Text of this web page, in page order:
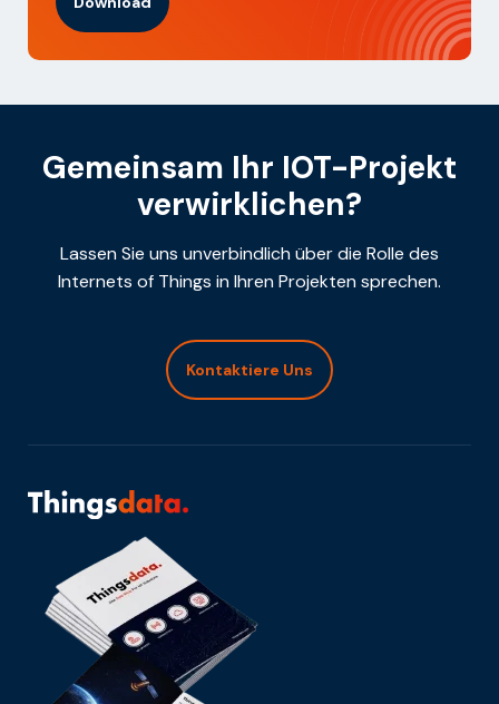
Gemeinsam Ihr IOT-Projekt
verwirklichen?
Lassen Sie uns unverbindlich über die Rolle des
Internets of Things in Ihren Projekten sprechen.
Kontaktiere Uns